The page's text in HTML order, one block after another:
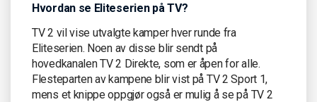
Hvordan se Eliteserien på TV?
TV 2 vil vise utvalgte kamper hver runde fra
Eliteserien. Noen av disse blir sendt på
hovedkanalen TV 2 Direkte, som er åpen for alle.
Flesteparten av kampene blir vist på TV 2 Sport 1,
mens et knippe oppgjør også er mulig å se på TV 2